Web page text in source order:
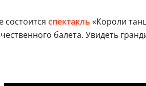
состоится спектакль «Короли
балета. Увидеть